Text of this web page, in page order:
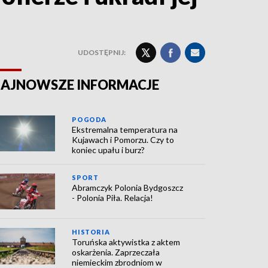
UDOSTĘPNIJ:
INFORMACJE
POGODA
Ekstremalna temperatura na
Kujawach i Pomorzu. Czy to
koniec upału i burz?
SPORT
Abramczyk Polonia Bydgoszcz
- Polonia Piła. Relacja!
HISTORIA
Toruńska aktywistka z aktem
oskarżenia. Zaprzeczała
niemieckim zbrodniom w